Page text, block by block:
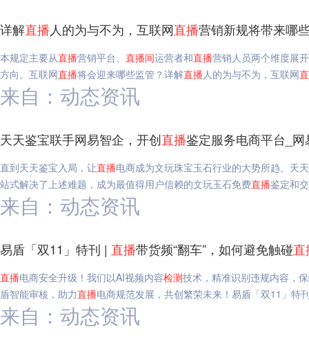
详解直播人的为与不为，互联网直播营销新规将带来哪
本规定主要从直播营销平台、 直播间运营者和直播营销人员两个维度展
方向。互联网直播将会迎来哪些监管？详解直播人的为与不为，互联网
来自：动态资讯
天天鉴宝联手网易智企，开创直播鉴定服务电商平台_网
直到天天鉴宝入局，让直播电商成为文玩珠宝玉石行业的大势所趋。天
站式解决了上述难题，成为最值得用户信赖的文玩玉石免费直播鉴定和
来自：动态资讯
易盾「双11」特刊 | 直播带货频“翻车”，如何避免触碰
直播电商安全升级！我们以AI视频内容检测技术，精准识别违规内容，
盾智能审核，助力直播电商规范发展，共创繁荣未来！易盾「双11」特
来自：动态资讯